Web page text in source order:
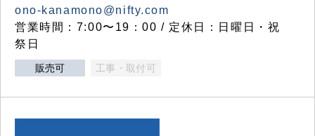
ono-kanamono@nifty.com
営業時間：7:00〜19：00 / 定休日：日曜日・祝
祭日
販売可 工事・取付可